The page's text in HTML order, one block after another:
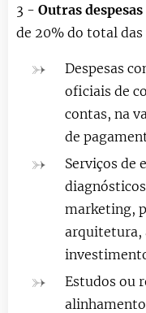
3 - Outras
de 20% do total
Despesas
oficiais de
contas, na
de
Serviços de
marketing,
arquitetura,
Estudos ou